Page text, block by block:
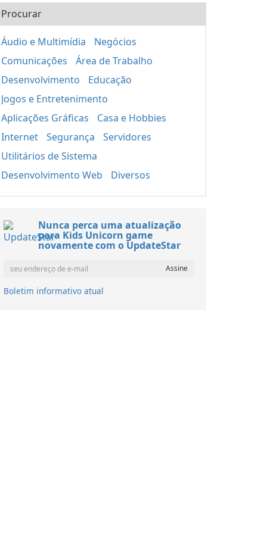
Procurar
Áudio e Multimídia
Negócios
Comunicações
Área de Trabalho
Desenvolvimento
Educação
Jogos e Entretenimento
Aplicações Gráficas
Casa e Hobbies
Internet
Segurança
Servidores
Utilitários de Sistema
Desenvolvimento Web
Diversos
Nunca perca uma atualização
para Kids Unicorn game
novamente com o UpdateStar
Boletim informativo atual